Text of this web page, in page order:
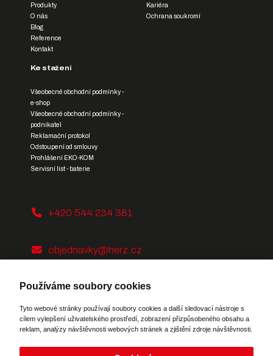
Používáme soubory cookies
Tyto webové stránky používají soubory cookies a další sledovací nástroje s
cílem vylepšení uživatelského prostředí, zobrazení přizpůsobeného obsahu a
reklam, analýzy návštěvnosti webových stránek a zjištění zdroje návštěvnosti.
Produkty
O nás
Blog
Reference
Kontakt
Kariéra
Ochrana soukromí
Ke stažení
Všeobecné obchodní podmínky -
e-shop
Všeobecné obchodní podmínky -
podnikatel
Reklamační protokol
Odstoupení od smlouvy
Prohlášení EKO-KOM
Servisní list - baterie
+420 544 234 381
objednavky@herz.cz